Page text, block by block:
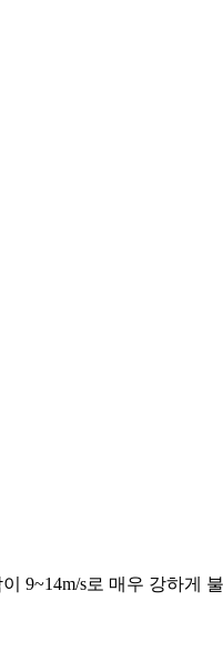
9~14m/s로 매우 강하게